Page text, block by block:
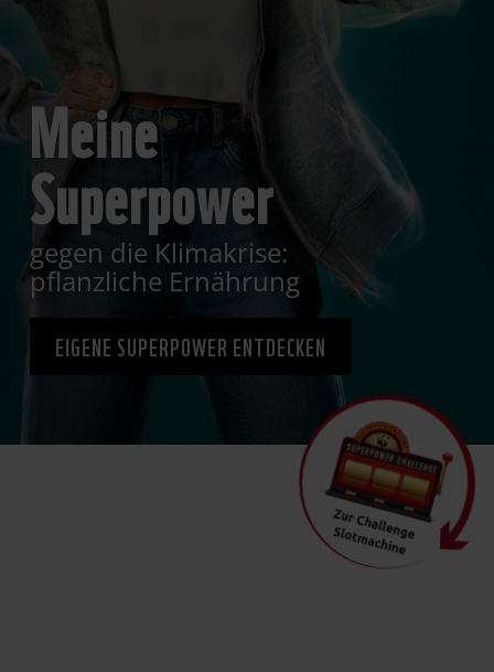
Meine
Superpower
gegen die Klimakrise:
pflanzliche Ernährung
EIGENE SUPERPOWER ENTDECKEN